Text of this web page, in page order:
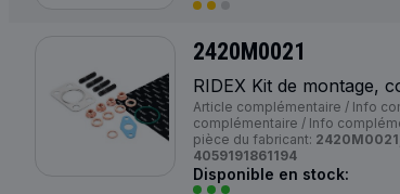
2420M0021
RIDEX Kit de montage,
Article complémentaire / Info
complémentaire / Info
pièce du fabricant:
4059191861194
Disponible en stock: